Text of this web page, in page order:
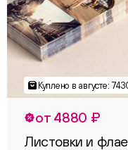
от 4880 ₽
Листовки и